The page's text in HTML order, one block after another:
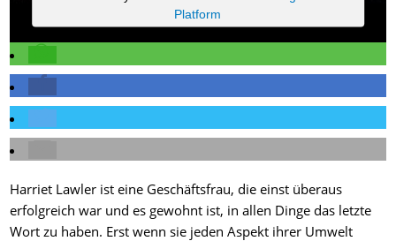
Platform
Harriet Lawler ist eine Geschäftsfrau, die einst überaus
erfolgreich war und es gewohnt ist, in allen Dinge das letzte
Wort zu haben. Erst wenn sie jeden Aspekt ihrer Umwelt